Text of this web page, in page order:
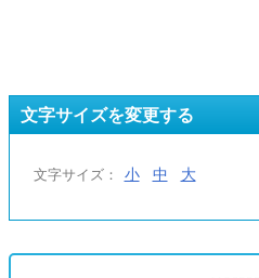
文字サイズを変更する
文字サイズ： 小 中 大